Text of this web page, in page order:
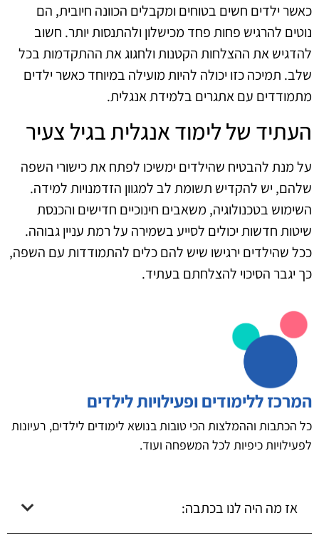
כאשר ילדים חשים בטוחים ומקבלים הכוונה חיובית, הם
נוטים להרגיש פחות פחד מכישלון ולהתנסות יותר. חשוב
להדגיש את ההצלחות הקטנות ולחגוג את ההתקדמות בכל
שלב. תמיכה כזו יכולה להיות מועילה במיוחד כאשר ילדים
מתמודדים עם אתגרים בלמידת אנגלית.
העתיד של לימוד אנגלית בגיל צעיר
על מנת להבטיח שהילדים ימשיכו לפתח את כישורי השפה
שלהם, יש להקדיש תשומת לב למגוון הזדמנויות למידה.
השימוש בטכנולוגיה, משאבים חינוכיים חדישים והכנסת
שיטות חדשות יכולים לסייע בשמירה על רמת עניין גבוהה.
ככל שהילדים ירגישו שיש להם כלים להתמודדות עם השפה,
כך יגבר הסיכוי להצלחתם בעתיד.
המרכז ללימודים ופעילויות לילדים
כל הכתבות וההמלצות הכי טובות בנושא לימודים לילדים, רעיונות
לפעילויות כיפיות לכל המשפחה ועוד.
אז מה היה לנו בכתבה: